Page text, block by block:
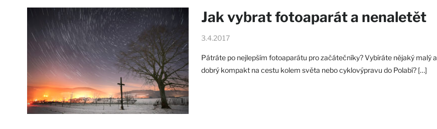
Jak vybrat fotoaparát a nenaletět
3.4.2017
Pátráte po nejlepším fotoaparátu pro začátečníky? Vybíráte nějaký malý a
dobrý kompakt na cestu kolem světa nebo cyklovýpravu do Polabí? […]